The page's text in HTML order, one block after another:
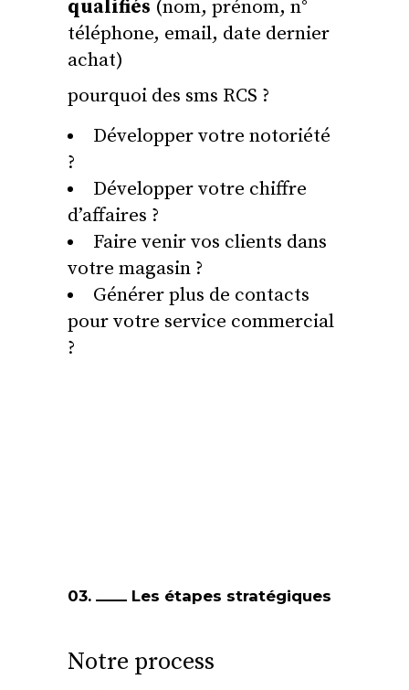
qualifiés (nom, prénom, n°
téléphone, email, date dernier
achat)
pourquoi des sms RCS ?
Développer votre notoriété
?
Développer votre chiffre
d’affaires ?
Faire venir vos clients dans
votre magasin ?
Générer plus de contacts
pour votre service commercial
?
03. Les étapes stratégiques
Notre process